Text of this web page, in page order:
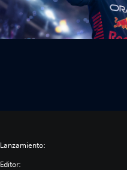
Lanzamiento:
Editor: